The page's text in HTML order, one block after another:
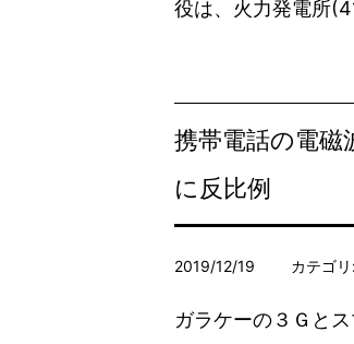
役は、火力発電所
携帯電話の電磁
に反比例
2019/12/19 カテゴリ:
ガラケーの３Ｇと